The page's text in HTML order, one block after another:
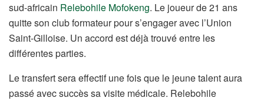
sud-africain Relebohile Mofokeng. Le joueur de 21 ans
quitte son club formateur pour s’engager avec l’Union
Saint-Gilloise. Un accord est déjà trouvé entre les
différentes parties.
Le transfert sera effectif une fois que le jeune talent aura
passé avec succès sa visite médicale. Relebohile